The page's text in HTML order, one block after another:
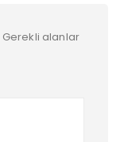
Gerekli alanlar